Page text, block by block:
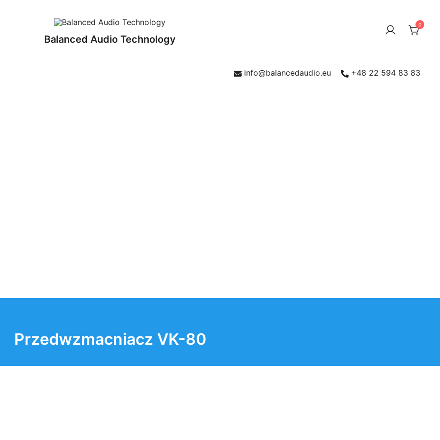
Balanced Audio Technology
0
info@balancedaudio.eu +48 22 594 83 83
Przedwzmacniacz VK-80